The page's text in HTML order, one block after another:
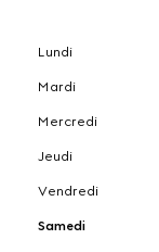
Lundi
Mardi
Mercredi
Jeudi
Vendredi
Samedi